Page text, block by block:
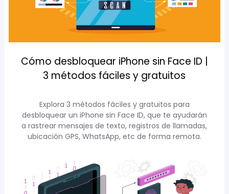
Cómo desbloquear iPhone sin Face ID |
3 métodos fáciles y gratuitos
Explora 3 métodos fáciles y gratuitos para
desbloquear un iPhone sin Face ID, que te ayudarán
a rastrear mensajes de texto, registros de llamadas,
ubicación GPS, WhatsApp, etc de forma remota.